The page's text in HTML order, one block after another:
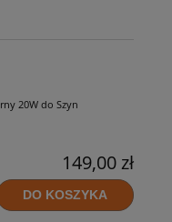
20W do Szyn
149,00 zł
DO KOSZYKA